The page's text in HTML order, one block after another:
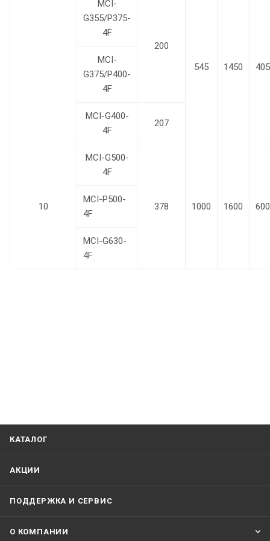
MCI-
G355/P375-
4F
200
545
1450 405
MCI-
G375/P400-
4F
MCI-G400-
4F
207
10
MCI-G500-
4F
378 1000 1600 600
MCI-P500-
4F
MCI-G630-
4F
КАТАЛОГ
АКЦИИ
ПОДДЕРЖКА И СЕРВИС
О КОМПАНИИ